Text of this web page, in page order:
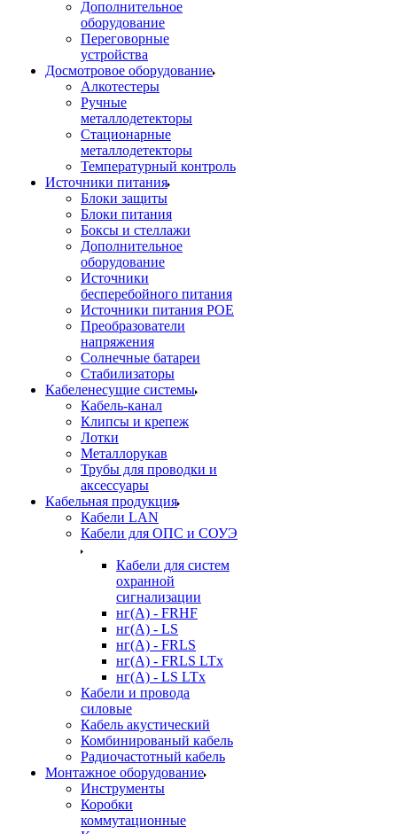
Дополнительное
оборудование
Переговорные
устройства
Досмотровое оборудование
Алкотестеры
Ручные
металлодетекторы
Стационарные
металлодетекторы
Температурный контроль
Источники питания
Блоки защиты
Блоки питания
Боксы и стеллажи
Дополнительное
оборудование
Источники
бесперебойного питания
Источники питания POE
Преобразователи
напряжения
Солнечные батареи
Стабилизаторы
Кабеленесущие системы
Кабель-канал
Клипсы и крепеж
Лотки
Металлорукав
Трубы для проводки и
аксессуары
Кабельная продукция
Кабели LAN
Кабели для ОПС и СОУЭ
Кабели для систем
охранной
сигнализации
нг(A) - FRHF
нг(A) - LS
нг(А) - FRLS
нг(А) - FRLS LTx
нг(А) - LS LTx
Кабели и провода
силовые
Кабель акустический
Комбинированый кабель
Радиочастотный кабель
Монтажное оборудование
Инструменты
Коробки
коммутационные